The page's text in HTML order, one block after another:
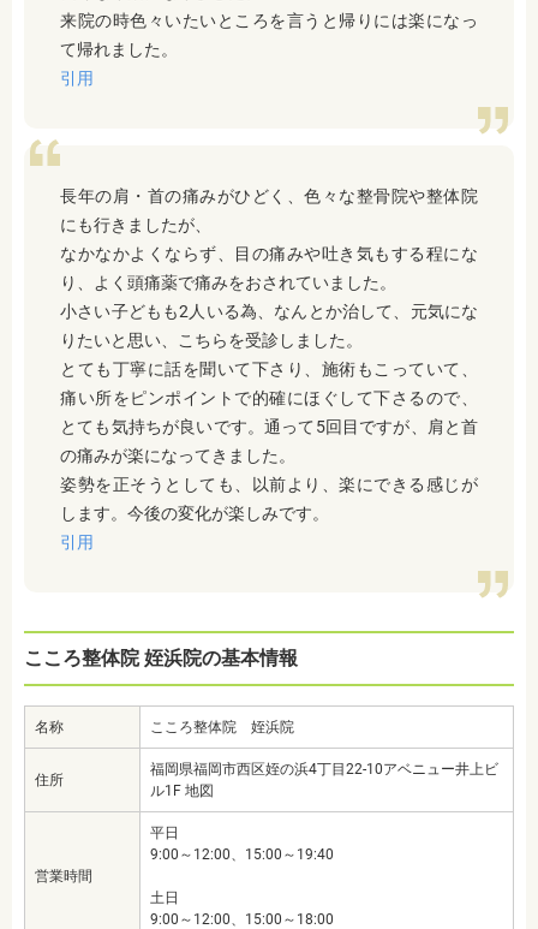
来院の時色々いたいところを言うと帰りには楽になっ
て帰れました。
引用
長年の肩・首の痛みがひどく、色々な整骨院や整体院
にも行きましたが、
なかなかよくならず、目の痛みや吐き気もする程にな
り、よく頭痛薬で痛みをおされていました。
小さい子どもも2人いる為、なんとか治して、元気にな
りたいと思い、こちらを受診しました。
とても丁寧に話を聞いて下さり、施術もこっていて、
痛い所をピンポイントで的確にほぐして下さるので、
とても気持ちが良いです。通って5回目ですが、肩と首
の痛みが楽になってきました。
姿勢を正そうとしても、以前より、楽にできる感じが
します。今後の変化が楽しみです。
引用
こころ整体院 姪浜院の基本情報
名称 こころ整体院 姪浜院
住所
福岡県福岡市西区姪の浜4丁目22-10アベニュー井上ビ
ル1F 地図
営業時間
平日
9:00～12:00、15:00～19:40
土日
9:00～12:00、15:00～18:00